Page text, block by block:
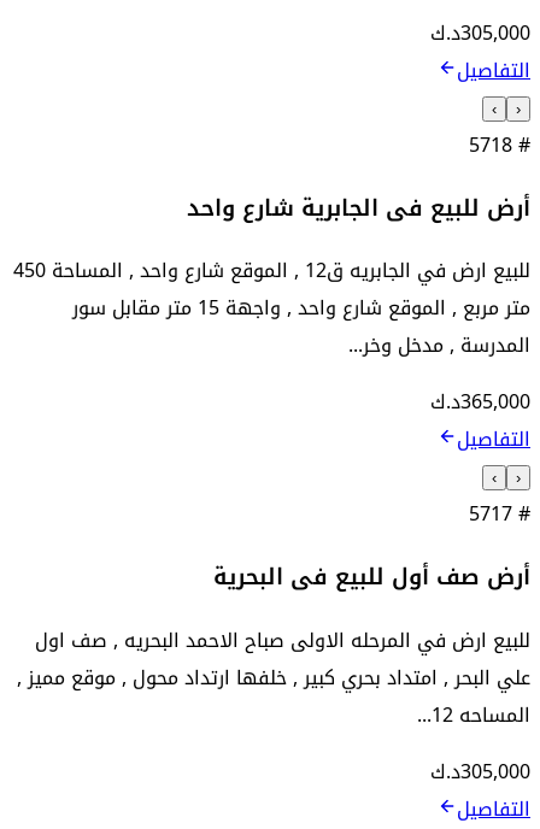
305,000د.ك
التفاصيل
‹
›
5718#
أرض للبيع فى الجابرية شارع واحد
للبيع ارض في الجابريه ق12 , الموقع شارع واحد , المساحة 450
متر مربع , الموقع شارع واحد , واجهة 15 متر مقابل سور
المدرسة , مدخل وخر...
365,000د.ك
التفاصيل
‹
›
5717#
أرض صف أول للبيع فى البحرية
للبيع ارض في المرحله الاولى صباح الاحمد البحريه , صف اول
علي البحر , امتداد بحري كبير , خلفها ارتداد محول , موقع مميز ,
المساحه 12...
305,000د.ك
التفاصيل